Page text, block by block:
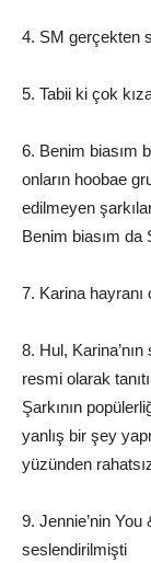
4. SM gerçekten
5. Tabii ki çok
6. Benim biasım
onların hoobae
edilmeyen
Benim biasım da
7. Karina hayranı
8. Hul,
resmi olarak
Şarkının
yanlış bir şey
yüzünden
9. Jennie’nin You
seslendirilmişti